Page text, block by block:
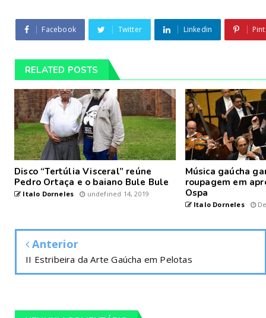
Facebook Twitter Linkedin
RELATED POSTS
Disco “Tertúlia Visceral” reúne
Pedro Ortaça e o baiano Bule Bule
Italo Dorneles undefined 14, 2019
Música gaúcha
roupagem em
Ospa
Italo Dorneles
Anterior
II Estribeira da Arte Gaúcha em Pelotas